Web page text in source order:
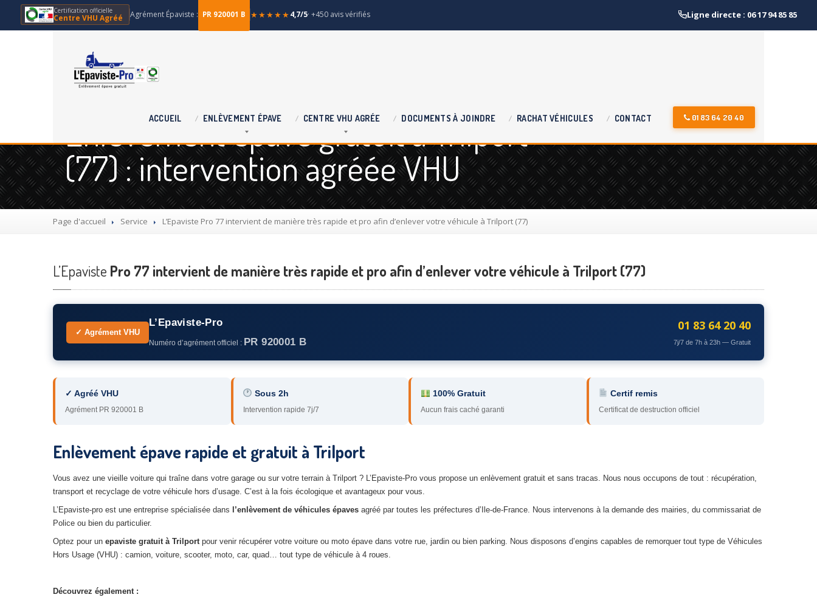
Certification officielle
Centre VHU Agréé Agrément Épaviste : PR 920001 B ★★★★★4,7/5· +450 avis vérifiés Ligne directe : 06 17 94 85 85
ACCUEIL ENLÈVEMENT ÉPAVE CENTRE VHU AGRÉE DOCUMENTS À JOINDRE RACHAT VÉHICULES CONTACT 01 83 64 20 40
Enlèvement épave gratuit à Trilport
(77) : intervention agréée VHU
Page d'accueil Service L’Epaviste Pro 77 intervient de manière très rapide et pro afin d’enlever votre véhicule à Trilport (77)
L’Epaviste Pro 77 intervient de manière très rapide et pro afin d’enlever votre véhicule à Trilport (77)
✓ Agrément VHU
L’Epaviste-Pro
Numéro d’agrément officiel : PR 920001 B
01 83 64 20 40
7j/7 de 7h à 23h — Gratuit
✓ Agréé VHU
Agrément PR 920001 B
Sous 2h
Intervention rapide 7j/7
100% Gratuit
Aucun frais caché garanti
Certif remis
Certificat de destruction officiel
Enlèvement épave rapide et gratuit à Trilport
Vous avez une vieille voiture qui traîne dans votre garage ou sur votre terrain à Trilport ? L’Epaviste-Pro vous propose un enlèvement gratuit et sans tracas. Nous nous occupons de tout : récupération,
transport et recyclage de votre véhicule hors d’usage. C’est à la fois écologique et avantageux pour vous.
L’Epaviste-pro est une entreprise spécialisée dans
l’enlèvement de véhicules épaves agréé par toutes les préfectures d’Ile-de-France. Nous intervenons à la demande des mairies, du commissariat de
Police ou bien du particulier.
Optez pour un epaviste gratuit à Trilportpour venir récupérer votre voiture ou moto épave dans votre rue, jardin ou bien parking. Nous disposons d’engins capables de remorquer tout type de Véhicules
Hors Usage (VHU) : camion, voiture, scooter, moto, car, quad… tout type de véhicule à 4 roues.
Découvrez également :